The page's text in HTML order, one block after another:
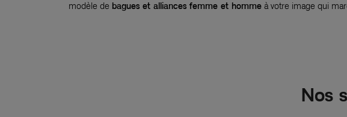
modèle de bagues et alliances femme et homme à votre image qui
Nos